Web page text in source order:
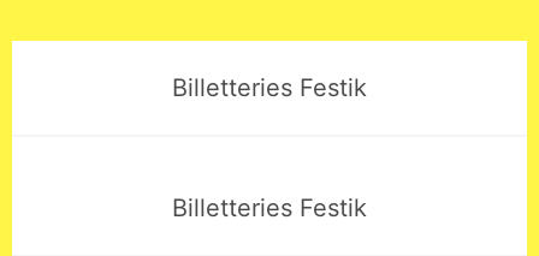
Espace presse
Arts du spectacle vivant — Licence 2-1052972 & 3-1052973